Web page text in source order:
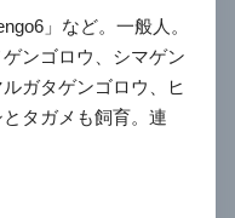
」など。一般人。
ンゴロウ、シマゲン
ガタゲンゴロウ、ヒ
タガメも飼育。連